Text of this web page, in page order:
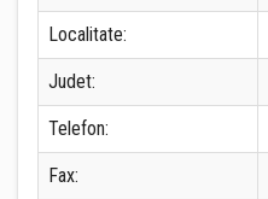
Localitate:
Judet:
Telefon:
Fax: